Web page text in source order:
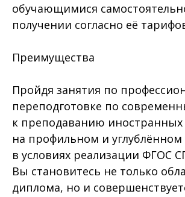
обучающимися
получении согласно её
Преимущества
Пройдя занятия по
переподготовке по
к преподаванию иностранных
на профильном и углублённом
в условиях реализации ФГОС
Вы становитесь не только
диплома, но и